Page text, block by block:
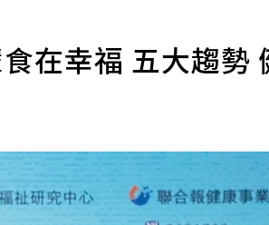
在幸福 五大趨勢